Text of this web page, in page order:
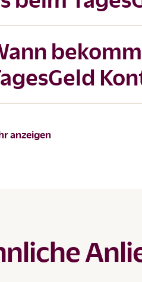
anzeigen